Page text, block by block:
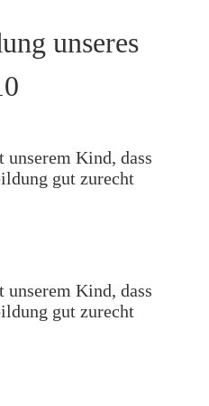
unseres
Kind, dass
gut zurecht
Kind, dass
gut zurecht